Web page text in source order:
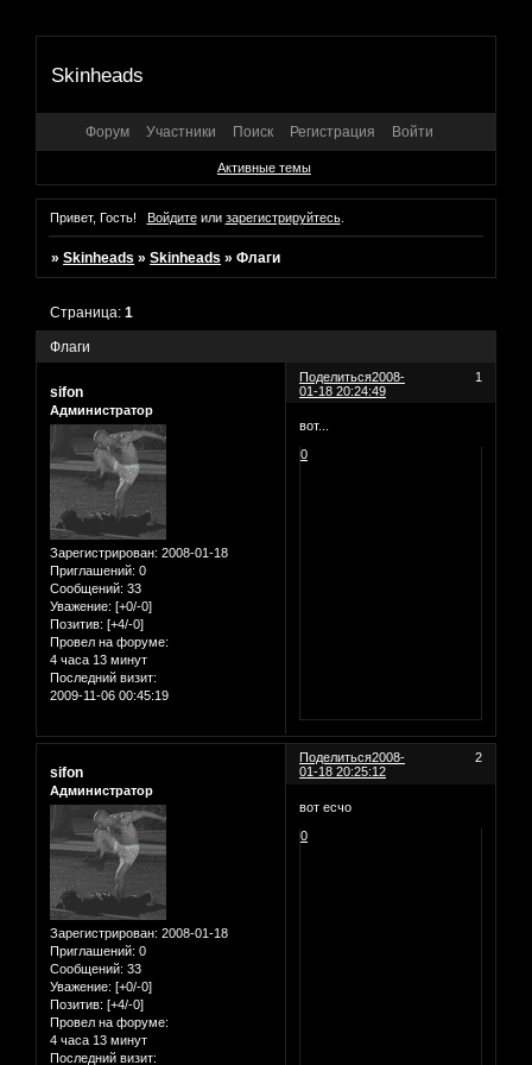
Skinheads
Форум Участники Поиск Регистрация Войти
Активные темы
Привет, Гость! Войдитеили зарегистрируйтесь.
»Skinheads »Skinheads »Флаги
Флаги
Страница:1
Поделиться 1
2008-
01-18 20:24:49
sifon
Администратор
Зарегистрирован: 2008-01-18
Приглашений: 0
Сообщений: 33
Уважение: [+0/-0]
Позитив: [+4/-0]
Провел на форуме:
4 часа 13 минут
Последний визит:
2009-11-06 00:45:19
вот...
0
Поделиться 2
2008-
01-18 20:25:12
sifon
Администратор
Зарегистрирован: 2008-01-18
Приглашений: 0
Сообщений: 33
Уважение: [+0/-0]
Позитив: [+4/-0]
Провел на форуме:
4 часа 13 минут
Последний визит:
вот есчо
0